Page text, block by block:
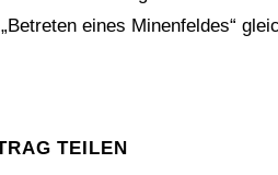
eines Minenfeldes“
TEILEN